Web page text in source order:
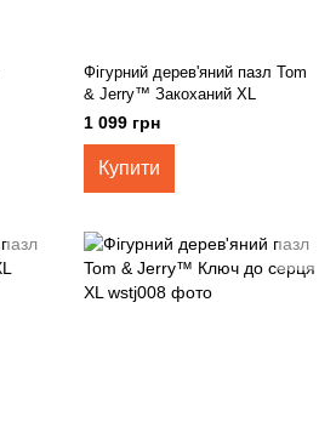
Фігурний дерев'яний пазл Tom
& Jerry™ Закоханий XL
1 099 грн
Купити